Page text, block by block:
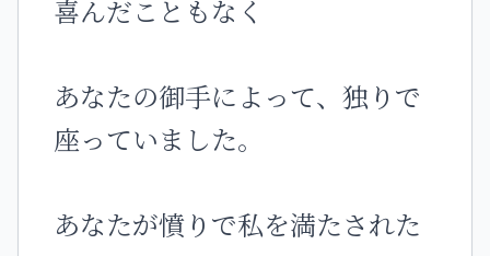
喜んだこともなく
あなたの御手によって、独りで
座っていました。
あなたが憤りで私を満たされた